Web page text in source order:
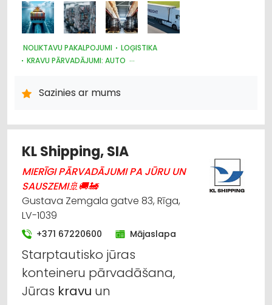
NOLIKTAVU PAKALPOJUMI
LOĢISTIKA
KRAVU PĀRVADĀJUMI: AUTO
KRAVU PĀRVADĀJUMI: KUĢU
KURJERU PAKALPOJUMI
Sazinies ar mums
KL Shipping, SIA
MIERĪGI PĀRVADĀJUMI PA JŪRU UN
SAUSZEMI🚢🚚🚂
Gustava Zemgala gatve 83, Rīga,
LV-1039
+371 67220600 Mājaslapa
Starptautisko jūras
konteineru pārvadāšana,
Jūras kravu un